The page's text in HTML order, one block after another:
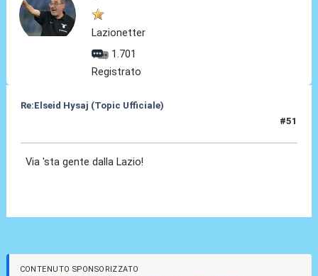
Lazionetter
1.701
Registrato
Re:Elseid Hysaj (Topic Ufficiale)
#51
Via 'sta gente dalla Lazio!
CONTENUTO SPONSORIZZATO